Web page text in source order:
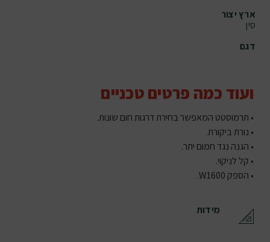
ארץ יצור
סין
דגם
ועוד כמה פרטים טכניים
• תרמוסטט המאפשר בחירת דרגות חום שונות.
• נורת ביקורת.
• הגנה נגד חמום יתר.
• קל לניקוי.
• הספק W1600.
מידות